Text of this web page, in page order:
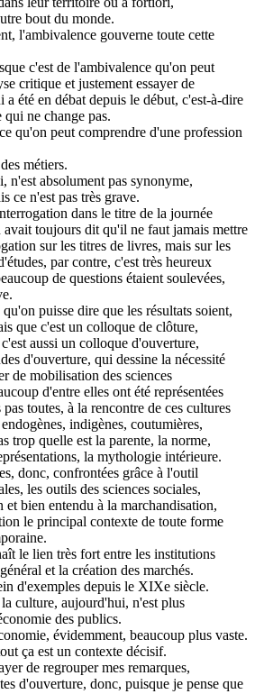
bout du monde.
l'ambivalence gouverne toute cette
c'est de l'ambivalence qu'on peut
critique et justement essayer de
a été en débat depuis le début, c'est-à-dire
ne change pas.
qu'on peut comprendre d'une profession
métiers.
n'est absolument pas synonyme,
ce n'est pas très grave.
dans le titre de la journée
avait toujours dit qu'il ne faut jamais mettre
sur les titres de livres, mais sur les
par contre, c'est très heureux
de questions étaient soulevées,
puisse dire que les résultats soient,
que c'est un colloque de clôture,
aussi un colloque d'ouverture,
d'ouverture, qui dessine la nécessité
de mobilisation des sciences
d'entre elles ont été représentées
toutes, à la rencontre de ces cultures
indigènes, coutumières,
trop quelle est la parente, la norme,
la mythologie intérieure.
donc, confrontées grâce à l'outil
les outils des sciences sociales,
et bien entendu à la marchandisation,
le principal contexte de toute forme
le lien très fort entre les institutions
et la création des marchés.
d'exemples depuis le XIXe siècle.
culture, aujourd'hui, n'est plus
des publics.
évidemment, beaucoup plus vaste.
ça est un contexte décisif.
de regrouper mes remarques,
d'ouverture, donc, puisque je pense que